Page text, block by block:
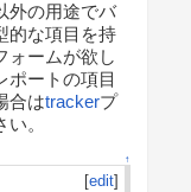
外の用途でバ
的な項目を持
ォームが欲し
ポートの項目
合はtrackerプ
。
↑
[edit]